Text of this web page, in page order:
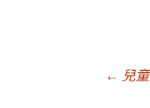
← 兒